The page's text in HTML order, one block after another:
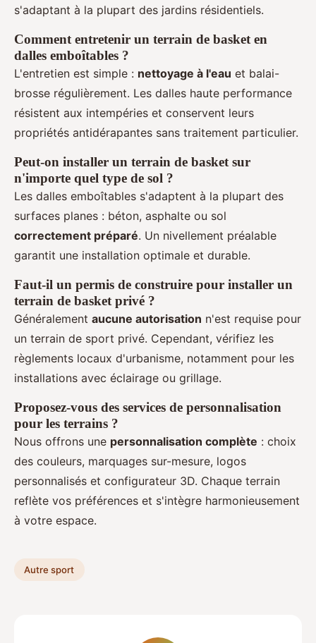
s'adaptant à la plupart des jardins résidentiels.
Comment entretenir un terrain de basket en
dalles emboîtables ?
L'entretien est simple : nettoyage à l'eau et balai-
brosse régulièrement. Les dalles haute performance
résistent aux intempéries et conservent leurs
propriétés antidérapantes sans traitement particulier.
Peut-on installer un terrain de basket sur
n'importe quel type de sol ?
Les dalles emboîtables s'adaptent à la plupart des
surfaces planes : béton, asphalte ou sol
correctement préparé. Un nivellement préalable
garantit une installation optimale et durable.
Faut-il un permis de construire pour installer un
terrain de basket privé ?
Généralement aucune autorisation n'est requise pour
un terrain de sport privé. Cependant, vérifiez les
règlements locaux d'urbanisme, notamment pour les
installations avec éclairage ou grillage.
Proposez-vous des services de personnalisation
pour les terrains ?
Nous offrons une personnalisation complète : choix
des couleurs, marquages sur-mesure, logos
personnalisés et configurateur 3D. Chaque terrain
reflète vos préférences et s'intègre harmonieusement
à votre espace.
Autre sport